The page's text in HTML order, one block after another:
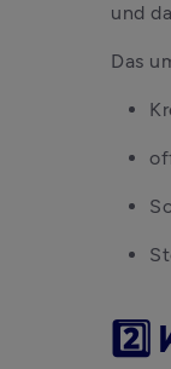
und
Das
2️⃣